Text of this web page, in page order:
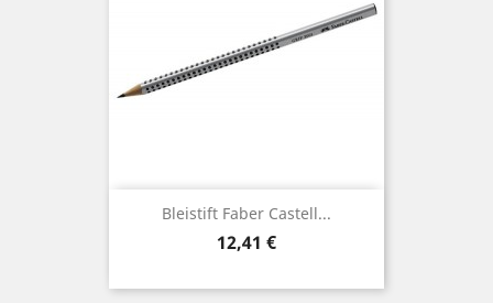
Bleistift Faber Castell...
Preis
12,41 €